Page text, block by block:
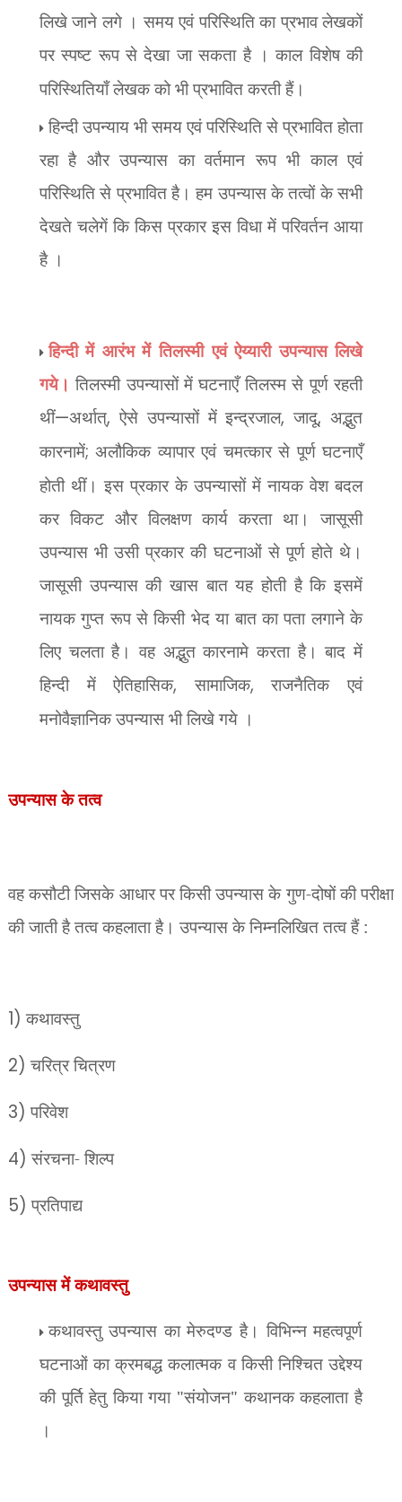
लिखे जाने लगे । समय एवं परिस्थिति का प्रभाव लेखकों
पर स्पष्ट रूप से देखा जा सकता है । काल विशेष की
परिस्थितियाँ लेखक को भी प्रभावित करती हैं।
हिन्दी उपन्याय भी समय एवं परिस्थिति से प्रभावित होता
रहा है और उपन्यास का वर्तमान रूप भी काल एवं
परिस्थिति से प्रभावित है। हम उपन्यास के तत्वों के सभी
देखते चलेगें कि किस प्रकार इस विधा में परिवर्तन आया
है ।
हिन्दी में आरंभ में तिलस्मी एवं ऐय्यारी उपन्यास लिखे
गये।तिलस्मी उपन्यासों में घटनाएँ तिलस्म से पूर्ण रहती
थीं—अर्थात्, ऐसे उपन्यासों में इन्द्रजाल,जादू,अद्भुत
कारनामें;अलौकिक व्यापार एवं चमत्कार से पूर्ण घटनाएँ
होती थीं। इस प्रकार के उपन्यासों में नायक वेश बदल
कर विकट और विलक्षण कार्य करता था। जासूसी
उपन्यास भी उसी प्रकार की घटनाओं से पूर्ण होते थे।
जासूसी उपन्यास की खास बात यह होती है कि इसमें
नायक गुप्त रूप से किसी भेद या बात का पता लगाने के
लिए चलता है। वह अद्भुत कारनामे करता है। बाद में
हिन्दी में ऐतिहासिक, सामाजिक,राजनैतिक एवं
मनोवैज्ञानिक उपन्यास भी लिखे गये ।
उपन्यास के तत्व
वह कसौटी जिसके आधार पर किसी उपन्यास के गुण-दोषों की परीक्षा
की जाती है तत्व कहलाताहै। उपन्यास के निम्नलिखित तत्व हैं :
1) कथावस्तु
2) चरित्र चित्रण
3) परिवेश
4) संरचना- शिल्प
5) प्रतिपाद्य
उपन्यास में कथावस्तु
कथावस्तु उपन्यास का मेरुदण्ड है। विभिन्न महत्वपूर्ण
घटनाओं का क्रमबद्ध कलात्मक व किसी निश्चित उद्देश्य
की पूर्ति हेतु किया गया "संयोजन" कथानक कहलाता है
।